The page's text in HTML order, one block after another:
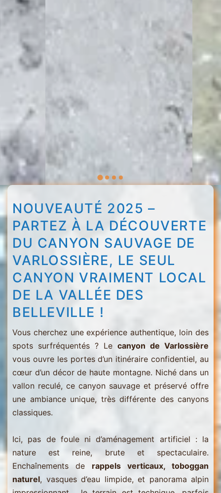
NOUVEAUTÉ 2025 –
PARTEZ À LA DÉCOUVERTE
DU CANYON SAUVAGE DE
VARLOSSIÈRE, LE SEUL
CANYON VRAIMENT LOCAL
DE LA VALLÉE DES
BELLEVILLE !
Vous cherchez une expérience authentique, loin des
spots surfréquentés ? Le canyon de Varlossière
vous ouvre les portes d’un itinéraire confidentiel, au
cœur d’un décor de haute montagne. Niché dans un
vallon reculé, ce canyon sauvage et préservé offre
une ambiance unique, très différente des canyons
classiques.
Ici, pas de foule ni d’aménagement artificiel : la
nature est reine, brute et spectaculaire.
Enchaînements de rappels verticaux, toboggan
naturel, vasques d’eau limpide, et panorama alpin